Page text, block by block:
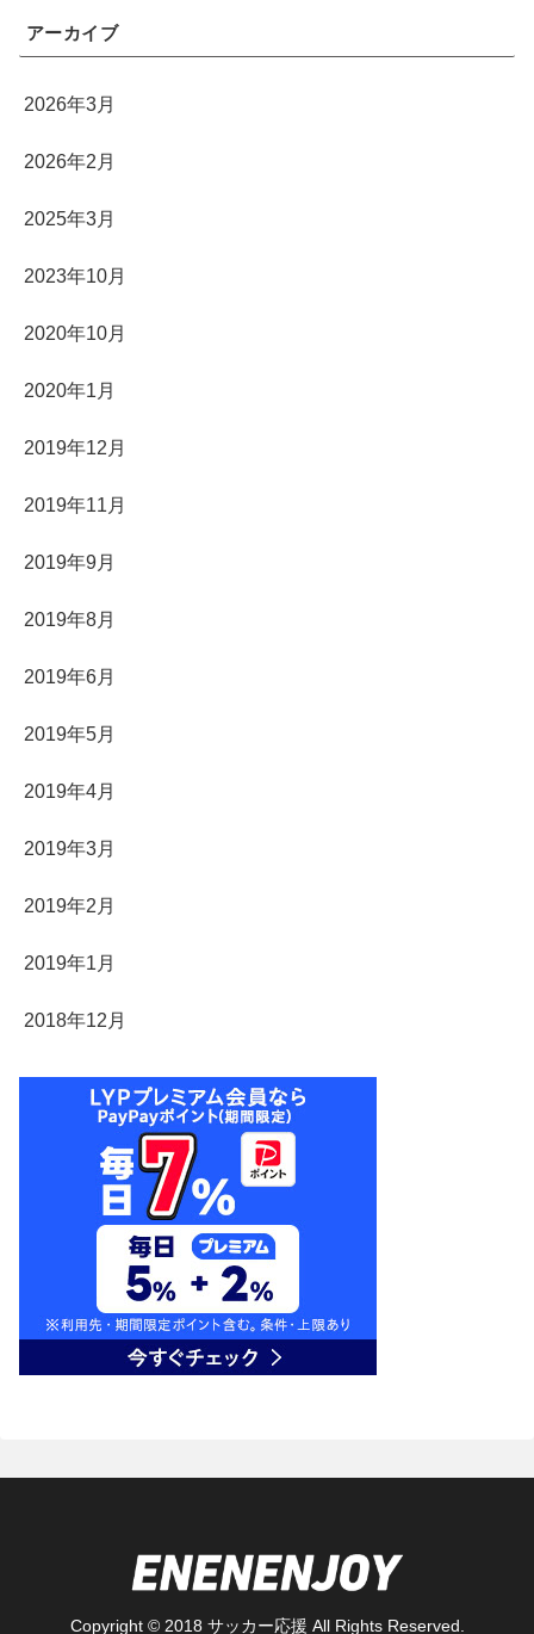
アーカイブ
2026年3月
2026年2月
2025年3月
2023年10月
2020年10月
2020年1月
2019年12月
2019年11月
2019年9月
2019年8月
2019年6月
2019年5月
2019年4月
2019年3月
2019年2月
2019年1月
2018年12月
Copyright © 2018 サッカー応援 All Rights Reserved.